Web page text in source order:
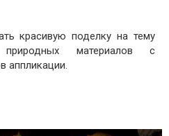
красивую поделку на тему
материалов с
аппликации.